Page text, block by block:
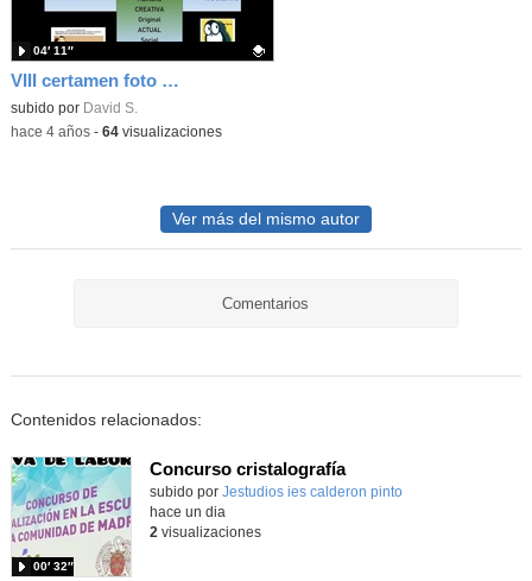
VIII certamen foto digital ies m j larra bach nocturno 21-22
Contenido educativo.
subido por David S.
04′ 11″
-hace 4 años- 64visualizaciones
Ver más del mismo autor
Comentarios
Contenidos relacionados:
Concurso cristalografía
subido por Jestudios ies calderon pinto
00′ 32″
-
hace un dia
2 visualizaciones